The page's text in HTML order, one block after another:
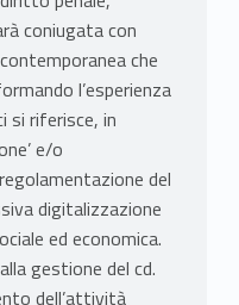
coniugata con
che
l’esperienza
si riferisce, in
e/o
del
digitalizzazione
ed economica.
gestione del cd.
dell’attività